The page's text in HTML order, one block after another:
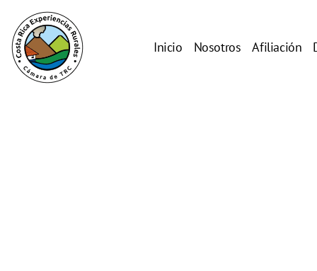
Inicio Nosotros Afiliación